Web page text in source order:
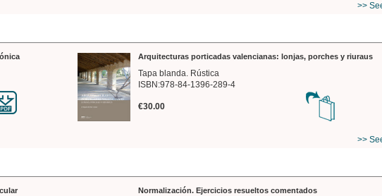
>>
Arquitecturas porticadas valencianas: lonjas, porches y riuraus
Tapa blanda. Rústica
ISBN:978-84-1396-289-4
€30.00
>>
Normalización. Ejercicios resueltos comentados